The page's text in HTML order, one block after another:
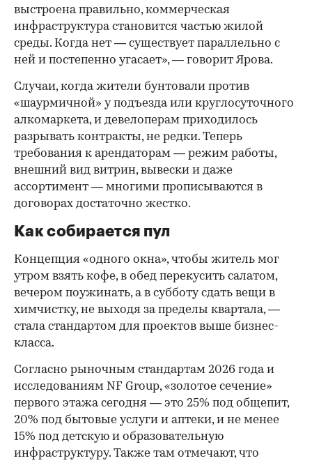
выстроена правильно, коммерческая
инфраструктура становится частью жилой
среды. Когда нет — существует параллельно с
ней и постепенно угасает», — говорит Ярова.
Случаи, когда жители бунтовали против
«шаурмичной» у подъезда или круглосуточного
алкомаркета, и девелоперам приходилось
разрывать контракты, не редки. Теперь
требования к арендаторам — режим работы,
внешний вид витрин, вывески и даже
ассортимент — многими прописываются в
договорах достаточно жестко.
Как собирается пул
Концепция «одного окна», чтобы житель мог
утром взять кофе, в обед перекусить салатом,
вечером поужинать, а в субботу сдать вещи в
химчистку, не выходя за пределы квартала, —
стала стандартом для проектов выше бизнес-
класса.
Согласно рыночным стандартам 2026 года и
исследованиям NF Group, «золотое сечение»
первого этажа сегодня — это 25% под общепит,
20% под бытовые услуги и аптеки, и не менее
15% под детскую и образовательную
инфраструктуру. Также там отмечают, что